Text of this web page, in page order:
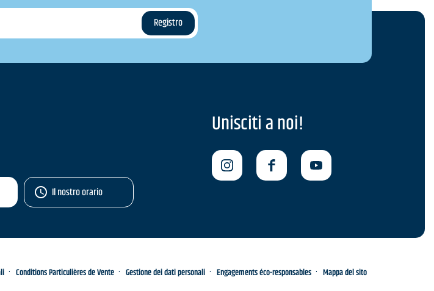
Il nostro orario
Unisciti a noi!
Conditions Particulières de Vente Gestione dei dati personali Engagements éco-responsables Mappa del sito